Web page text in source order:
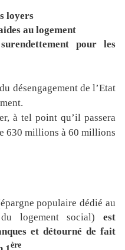
loyers
au logement
pour les
désengagement de l’Etat
à tel point qu’il passera
630 millions à 60 millions
populaire dédié au
du logement social) est
et détourné de fait
ère